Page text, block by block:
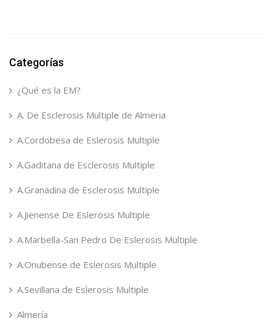
Categorías
¿Qué es la EM?
A. De Esclerosis Multiple de Almeria
A.Cordobesa de Eslerosis Multiple
A.Gaditana de Esclerosis Multiple
A.Granadina de Esclerosis Multiple
A.Jienense De Eslerosis Multiple
A.Marbella-San Pedro De Eslerosis Multiple
A.Onubense de Eslerosis Multiple
A.Sevillana de Eslerosis Multiple
Almería